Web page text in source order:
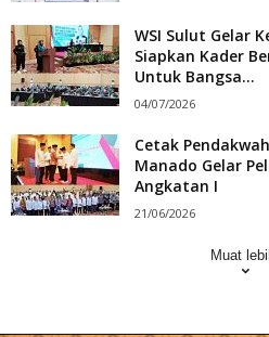
WSI Sulut Gelar
Siapkan Kader
Untuk Bangsa...
04/07/2026
Cetak
Manado Gelar
Angkatan I
21/06/2026
Muat